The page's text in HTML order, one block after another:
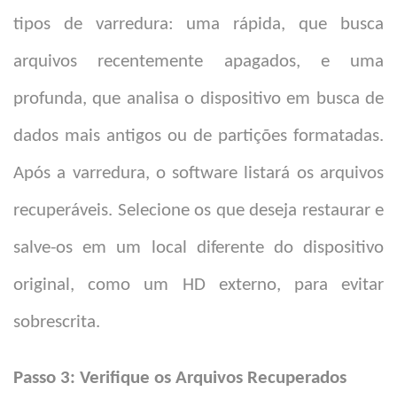
tipos de varredura: uma rápida, que busca
arquivos recentemente apagados, e uma
profunda, que analisa o dispositivo em busca de
dados mais antigos ou de partições formatadas.
Após a varredura, o software listará os arquivos
recuperáveis. Selecione os que deseja restaurar e
salve-os em um local diferente do dispositivo
original, como um HD externo, para evitar
sobrescrita.
Passo 3: Verifique os Arquivos Recuperados